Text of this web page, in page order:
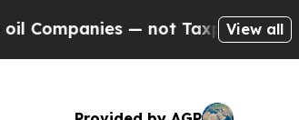
— not Taxpayers — the
View all